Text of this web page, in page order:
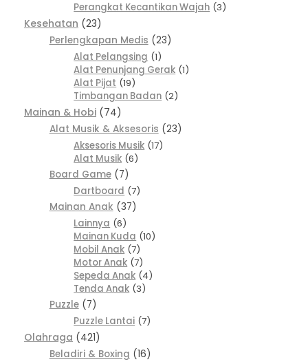
Perangkat Kecantikan Wajah 3
Kesehatan 23
Perlengkapan Medis
23
Alat Pelangsing 1
Alat Penunjang Gerak 1
Alat Pijat 19
Timbangan Badan 2
Mainan & Hobi 74
Alat Musik & Aksesoris
23
Aksesoris Musik 17
Alat Musik 6
Board Game
7
Dartboard 7
Mainan Anak
37
Lainnya 6
Mainan Kuda 10
Mobil Anak 7
Motor Anak 7
Sepeda Anak 4
Tenda Anak 3
Puzzle
7
Puzzle Lantai 7
Olahraga 421
Beladiri & Boxing
16